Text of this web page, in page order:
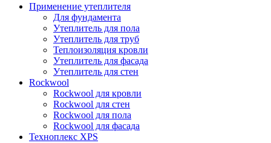
Применение утеплителя
Для фундамента
Утеплитель для пола
Утеплитель для труб
Теплоизоляция кровли
Утеплитель для фасада
Утеплитель для стен
Rockwool
Rockwool для кровли
Rockwool для стен
Rockwool для пола
Rockwool для фасада
Техноплекс XPS